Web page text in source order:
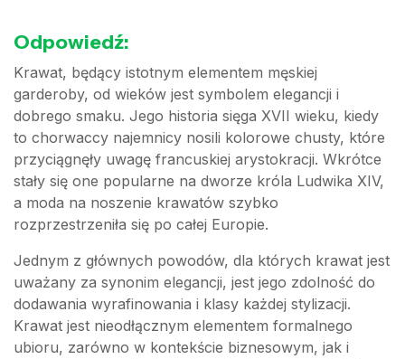
Odpowiedź:
Krawat, będący istotnym elementem męskiej
garderoby, od wieków jest symbolem elegancji i
dobrego smaku. Jego historia sięga XVII wieku, kiedy
to chorwaccy najemnicy nosili kolorowe chusty, które
przyciągnęły uwagę francuskiej arystokracji. Wkrótce
stały się one popularne na dworze króla Ludwika XIV,
a moda na noszenie krawatów szybko
rozprzestrzeniła się po całej Europie.
Jednym z głównych powodów, dla których krawat jest
uważany za synonim elegancji, jest jego zdolność do
dodawania wyrafinowania i klasy każdej stylizacji.
Krawat jest nieodłącznym elementem formalnego
ubioru, zarówno w kontekście biznesowym, jak i